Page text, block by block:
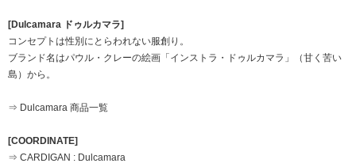
[Dulcamara ドゥルカマラ]
コンセプトは性別にとらわれない服創り。
ブランド名はパウル・クレーの絵画「インストラ・ドゥルカマラ」（甘く苦い
島）から。
⇒ Dulcamara 商品一覧
[COORDINATE]
⇒ CARDIGAN : Dulcamara